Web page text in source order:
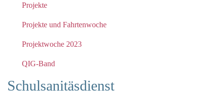
Projekte
Projekte und Fahrtenwoche
Projektwoche 2023
QIG-Band
Schulsanitäsdienst